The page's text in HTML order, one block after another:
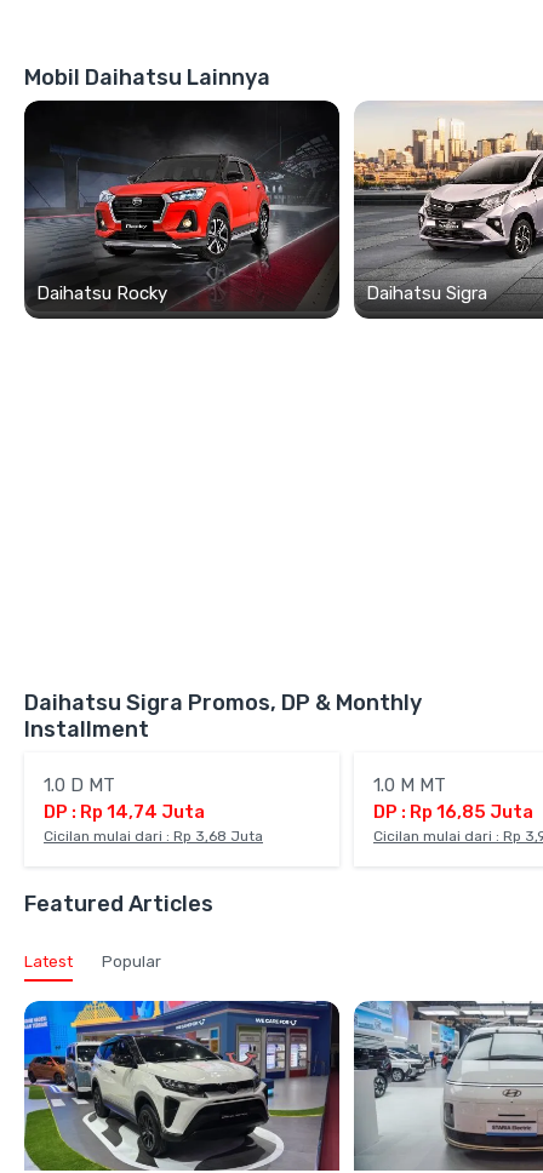
Mobil Daihatsu Lainnya
Daihatsu Rocky Daihatsu Sigra
Daihatsu Sigra Promos, DP & Monthly
Installment
1.0 D MT
DP : Rp 14,74 Juta
Cicilan mulai dari : Rp 3,68 Juta
1.0 M MT
DP : Rp 16,85 Juta
Cicilan mulai dari : Rp
Featured Articles
Latest Popular